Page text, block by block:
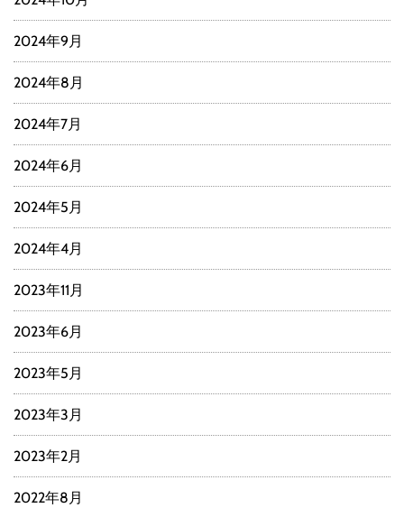
2024年9月
2024年8月
2024年7月
2024年6月
2024年5月
2024年4月
2023年11月
2023年6月
2023年5月
2023年3月
2023年2月
2022年8月